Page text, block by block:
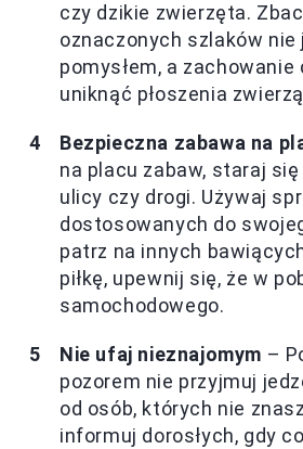
czy dzikie zwierzęta.
oznaczonych szlaków nie
pomysłem, a zachowanie
uniknąć płoszenia
Bezpieczna zabawa na
na placu zabaw, staraj
ulicy czy drogi. Używaj
dostosowanych do
patrz na innych
piłkę, upewnij się, że w
samochodowego.
Nie ufaj nieznajomym –
pozorem nie przyjmuj
od osób, których nie
informuj dorosłych, gdy